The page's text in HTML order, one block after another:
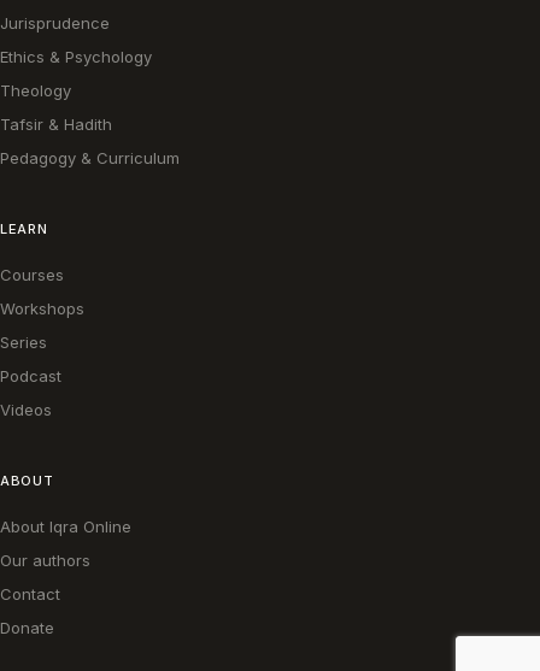
Jurisprudence
Ethics & Psychology
Theology
Tafsir & Hadith
Pedagogy & Curriculum
LEARN
Courses
Workshops
Series
Podcast
Videos
ABOUT
About Iqra Online
Our authors
Contact
Donate